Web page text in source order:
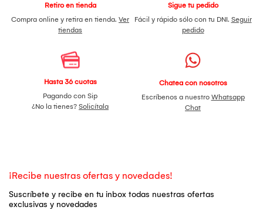
Retiro en tienda
Compra online y retira en tienda. Ver
tiendas
Sigue tu pedido
Fácil y rápido sólo con tu DNI. Seguir
pedido
Hasta 36 cuotas
Pagando con Sip
¿No la tienes? Solicítala
Chatea con nosotros
Escríbenos a nuestro Whatsapp
Chat
¡Recibe nuestras ofertas y novedades!
Suscríbete y recibe en tu inbox todas nuestras ofertas
exclusivas y novedades